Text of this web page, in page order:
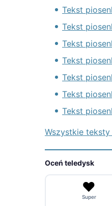
Tekst
Tekst
Tekst
Tekst
Tekst
Tekst
Tekst
Wszystkie
Oceń teledysk
❤️
Super